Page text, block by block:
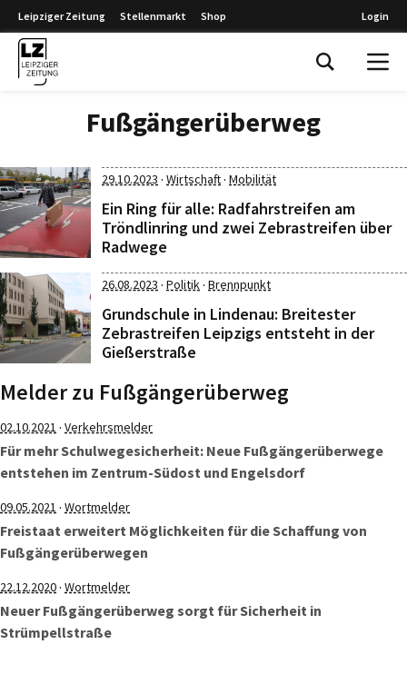
Leipziger Zeitung Stellenmarkt Shop Login
Fußgängerüberweg
29.10.2023 · Wirtschaft· Mobilität
Ein Ring für alle: Radfahrstreifen am
Tröndlinring und zwei Zebrastreifen über
Radwege
26.08.2023 · Politik· Brennpunkt
Grundschule in Lindenau: Breitester
Zebrastreifen Leipzigs entsteht in der
Gießerstraße
Melder zu Fußgängerüberweg
02.10.2021 · Verkehrsmelder
Für mehr Schulwegesicherheit: Neue Fußgängerüberwege
entstehen im Zentrum-Südost und Engelsdorf
09.05.2021 · Wortmelder
Freistaat erweitert Möglichkeiten für die Schaffung von
Fußgängerüberwegen
22.12.2020· Wortmelder
Neuer Fußgängerüberweg sorgt für Sicherheit in
Strümpellstraße